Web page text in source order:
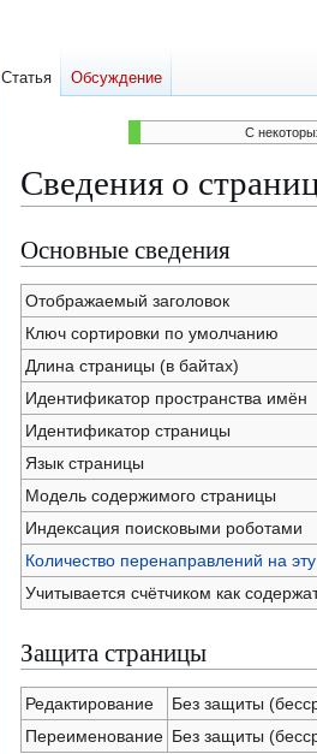
C
Сведения о
Перейти
к
навигации
Перейти
к
поиску
Основные сведения
Отображаемый заголовок
Ключ сортировки по умолчанию
Длина страницы (в байтах)
Идентификатор пространства имён
Идентификатор страницы
Язык страницы
Модель содержимого страницы
Индексация поисковыми роботами
Количество перенаправлений на
Учитывается счётчиком как
Защита страницы
Редактирование
Без защиты
Переименование Без защиты
Статья Обсуждение